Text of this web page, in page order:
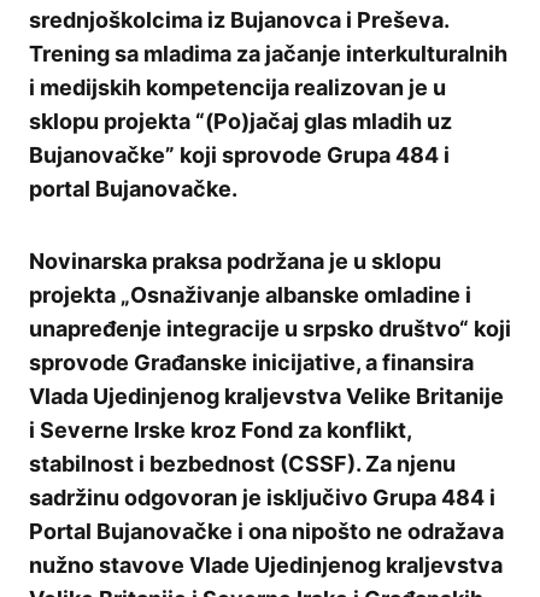
srednjoškolcima iz Bujanovca i Preševa.
Trening sa mladima za jačanje interkulturalnih
i medijskih kompetencija realizovan je u
sklopu projekta “(Po)jačaj glas mladih uz
Bujanovačke” koji sprovode Grupa 484 i
portal Bujanovačke.
Novinarska praksa podržana je u sklopu
projekta „Osnaživanje albanske omladine i
unapređenje integracije u srpsko društvo“ koji
sprovode Građanske inicijative, a finansira
Vlada Ujedinjenog kraljevstva Velike Britanije
i Severne Irske kroz Fond za konflikt,
stabilnost i bezbednost (CSSF). Za njenu
sadržinu odgovoran je isključivo Grupa 484 i
Portal Bujanovačke i ona nipošto ne odražava
nužno stavove Vlade Ujedinjenog kraljevstva